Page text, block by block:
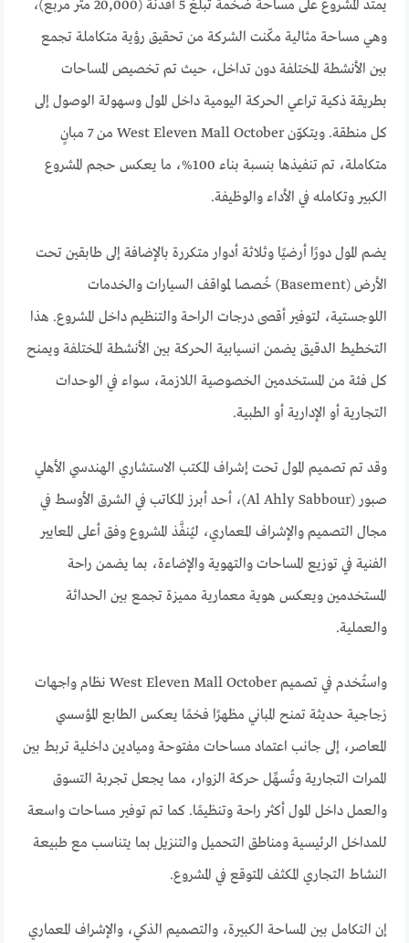
يمتد المشروع على مساحة ضخمة تبلغ 5 أفدنة (20,000 متر مربع)،
وهي مساحة مثالية مكّنت الشركة من تحقيق رؤية متكاملة تجمع
بين الأنشطة المختلفة دون تداخل، حيث تم تخصيص المساحات
بطريقة ذكية تراعي الحركة اليومية داخل المول وسهولة الوصول إلى
كل منطقة. ويتكوّن West Eleven Mall October من 7 مبانٍ
متكاملة، تم تنفيذها بنسبة بناء 100%، ما يعكس حجم المشروع
الكبير وتكامله في الأداء والوظيفة.
يضم المول دورًا أرضيًا وثلاثة أدوار متكررة بالإضافة إلى طابقين تحت
الأرض (Basement) خُصصا لمواقف السيارات والخدمات
اللوجستية، لتوفير أقصى درجات الراحة والتنظيم داخل المشروع. هذا
التخطيط الدقيق يضمن انسيابية الحركة بين الأنشطة المختلفة ويمنح
كل فئة من المستخدمين الخصوصية اللازمة، سواء في الوحدات
التجارية أو الإدارية أو الطبية.
وقد تم تصميم المول تحت إشراف المكتب الاستشاري الهندسي الأهلي
صبور (Al Ahly Sabbour)، أحد أبرز المكاتب في الشرق الأوسط في
مجال التصميم والإشراف المعماري، ليُنفَّذ المشروع وفق أعلى المعايير
الفنية في توزيع المساحات والتهوية والإضاءة، بما يضمن راحة
المستخدمين ويعكس هوية معمارية مميزة تجمع بين الحداثة
والعملية.
واستُخدم في تصميم West Eleven Mall October نظام واجهات
زجاجية حديثة تمنح المباني مظهرًا فخمًا يعكس الطابع المؤسسي
المعاصر، إلى جانب اعتماد مساحات مفتوحة وميادين داخلية تربط بين
الممرات التجارية وتُسهِّل حركة الزوار، مما يجعل تجربة التسوق
والعمل داخل المول أكثر راحة وتنظيمًا. كما تم توفير مساحات واسعة
للمداخل الرئيسية ومناطق التحميل والتنزيل بما يتناسب مع طبيعة
النشاط التجاري المكثف المتوقع في المشروع.
إن التكامل بين المساحة الكبيرة، والتصميم الذكي، والإشراف المعماري